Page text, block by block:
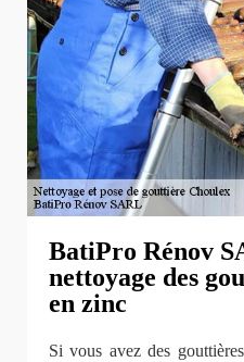
BatiPro Rénov
nettoyage des
en zinc
Si vous avez des